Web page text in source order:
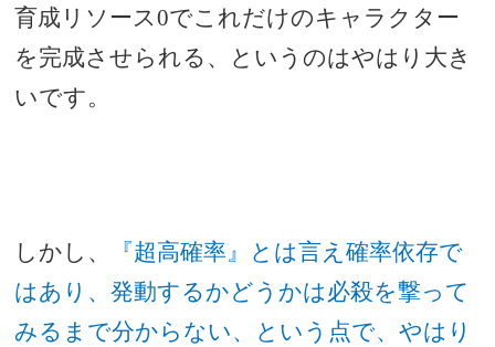
育成リソース0でこれだけのキャラクター
を完成させられる、というのはやはり大き
いです。
しかし、
『超高確率』とは言え確率依存で
はあり、発動するかどうかは必殺を撃って
みるまで分からない、という点で、やはり